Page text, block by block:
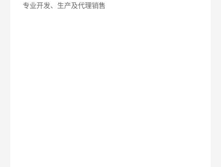
专业开发、生产及代理销售